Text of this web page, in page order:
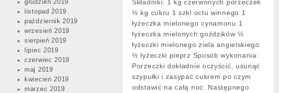
grudzień 2019
listopad 2019
październik 2019
wrzesień 2019
sierpień 2019
lipiec 2019
czerwiec 2019
maj 2019
kwiecień 2019
marzec 2019
Składniki: 1 kg czerwonych porzeczek
½ kg cukru 1 szkl octu winnego 1
łyżeczka mielonego cynamonu 1
łyżeczka mielonych goździków ½
łyżeczki mielonego ziela angielskiego
½ łyżeczki pieprz Sposób wykonania:
Porzeczki dokładnie oczyścić, usunąć
szypułki i zasypać cukrem po czym
odstawić na całą noc. Następnego